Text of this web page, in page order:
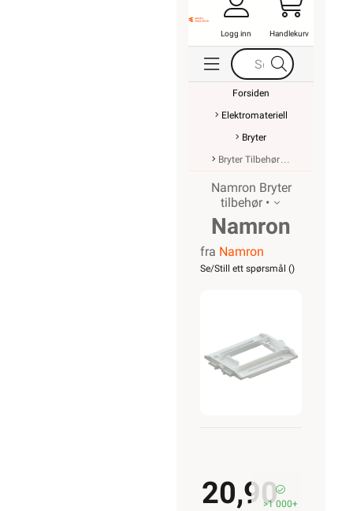
Logg inn Handlekurv
Forsiden
Elektromateriell
Bryter
Bryter Tilbehør
Namron Bryter
tilbehør •
Namron
festeramme
fra Namron
Se/Still ett spørsmål ()
20,90>1 000+